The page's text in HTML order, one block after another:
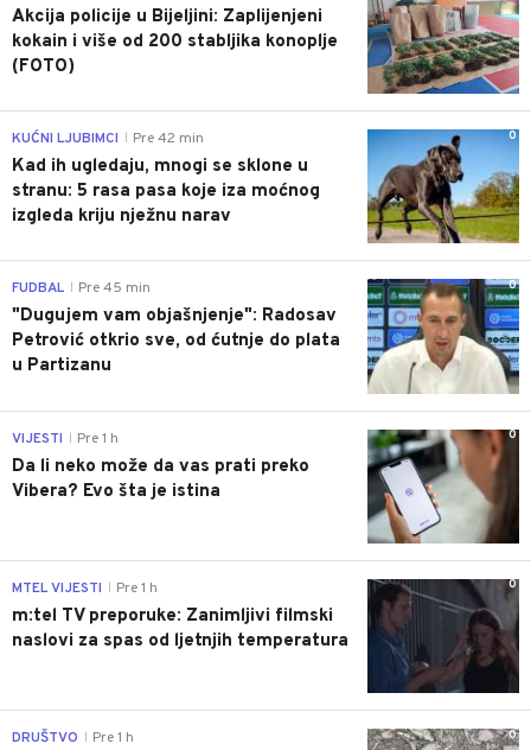
Akcija policije u Bijeljini: Zaplijenjeni
kokain i više od 200 stabljika konoplje
(FOTO)
0
KUĆNI LJUBIMCI Pre 42 min
Kad ih ugledaju, mnogi se sklone u
stranu: 5 rasa pasa koje iza moćnog
izgleda kriju nježnu narav
0
FUDBAL Pre 45 min
"Dugujem vam objašnjenje": Radosav
Petrović otkrio sve, od ćutnje do plata
u Partizanu
0
VIJESTI Pre 1 h
Da li neko može da vas prati preko
Vibera? Evo šta je istina
0
MTEL VIJESTI Pre 1 h
m:tel TV preporuke: Zanimljivi filmski
naslovi za spas od ljetnjih temperatura
0
DRUŠTVO Pre 1 h